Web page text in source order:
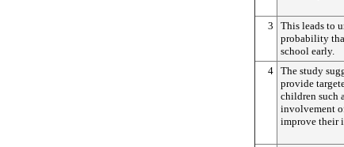
3
This leads to
probability
school early.
4 The study
provide
children such
involvement
improve their